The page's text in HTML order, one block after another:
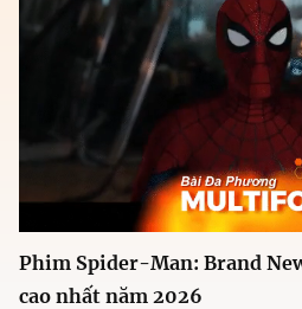
Phim Spider-Man: Brand
cao nhất năm 2026